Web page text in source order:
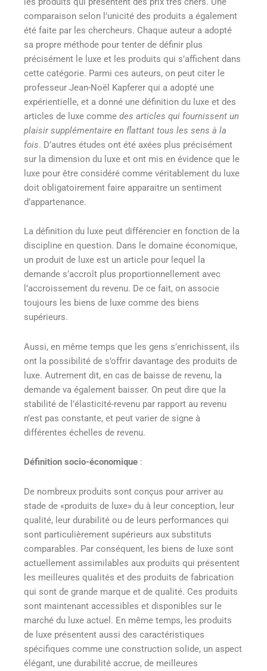
comparaison selon l’unicité des produits a également
été faite par les chercheurs. Chaque auteur a adopté
sa propre méthode pour tenter de définir plus
précisément le luxe et les produits qui s’affichent dans
cette catégorie. Parmi ces auteurs, on peut citer le
professeur Jean-Noël Kapferer qui a adopté une
expérientielle, et a donné une définition du luxe et des
articles de luxe comme des articles qui fournissent un
plaisir supplémentaire en flattant tous les sens à la
fois. D’autres études ont été axées plus précisément
sur la dimension du luxe et ont mis en évidence que le
luxe pour être considéré comme véritablement du luxe
doit obligatoirement faire apparaitre un sentiment
d’appartenance.
La définition du luxe peut différencier en fonction de la
discipline en question. Dans le domaine économique,
un produit de luxe est un article pour lequel la
demande s’accroît plus proportionnellement avec
l’accroissement du revenu. De ce fait, on associe
toujours les biens de luxe comme des biens
supérieurs.
Aussi, en même temps que les gens s’enrichissent, ils
ont la possibilité de s’offrir davantage des produits de
luxe. Autrement dit, en cas de baisse de revenu, la
demande va également baisser. On peut dire que la
stabilité de l’élasticité-revenu par rapport au revenu
n’est pas constante, et peut varier de signe à
différentes échelles de revenu.
Définition socio-économique :
De nombreux produits sont conçus pour arriver au
stade de «produits de luxe» du à leur conception, leur
qualité, leur durabilité ou de leurs performances qui
sont particulièrement supérieurs aux substituts
comparables. Par conséquent, les biens de luxe sont
actuellement assimilables aux produits qui présentent
les meilleures qualités et des produits de fabrication
qui sont de grande marque et de qualité. Ces produits
sont maintenant accessibles et disponibles sur le
marché du luxe actuel. En même temps, les produits
de luxe présentent aussi des caractéristiques
spécifiques comme une construction solide, un aspect
élégant, une durabilité accrue, de meilleures